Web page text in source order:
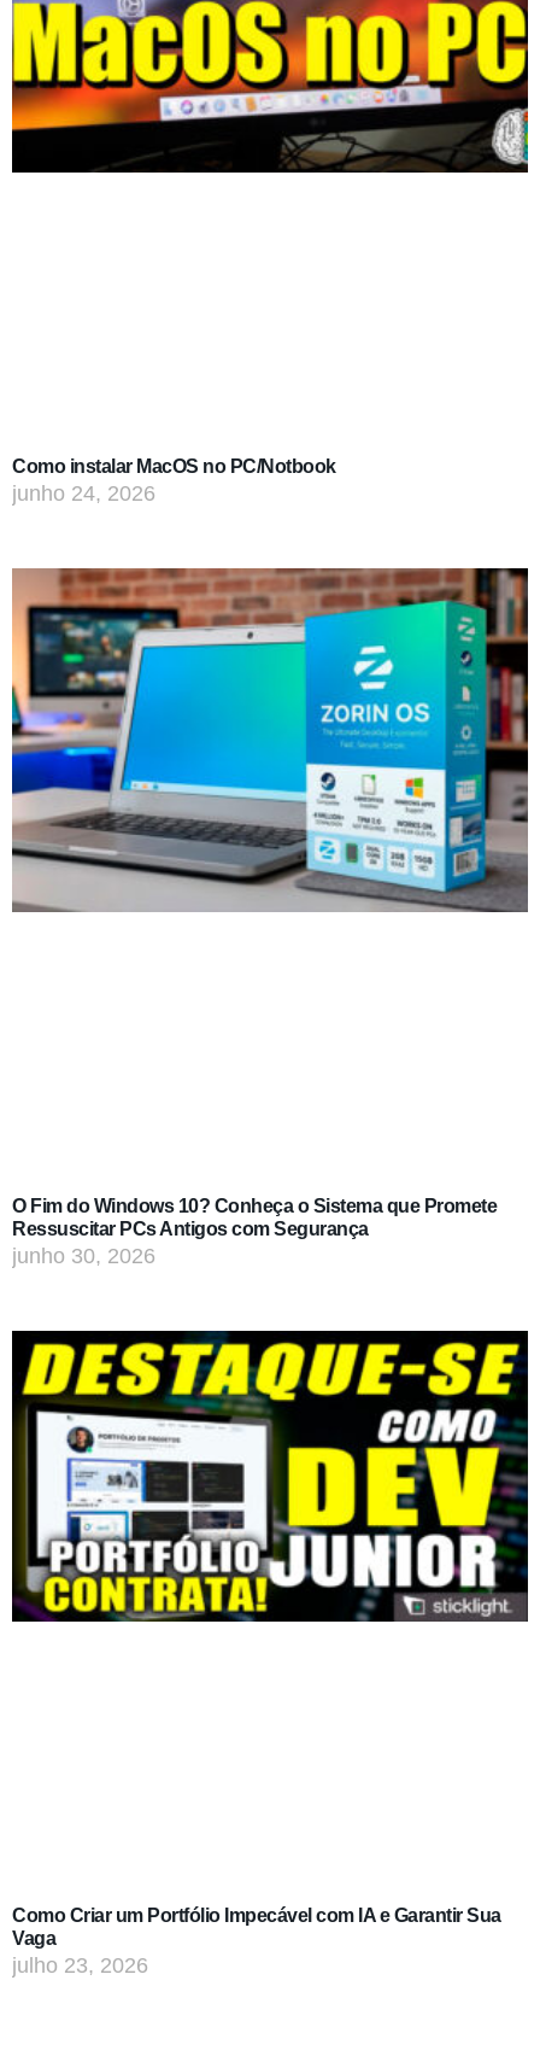
Como instalar MacOS no PC/Notbook
junho 24, 2026
O Fim do Windows 10? Conheça o Sistema que Promete
Ressuscitar PCs Antigos com Segurança
junho 30, 2026
Como Criar um Portfólio Impecável com IA e Garantir Sua
Vaga
julho 23, 2026